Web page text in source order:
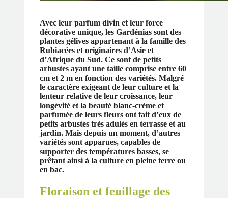
Avec leur parfum divin et leur force
décorative unique, les Gardénias sont des
plantes gélives appartenant à la famille des
Rubiacées et originaires d’Asie et
d’Afrique du Sud. Ce sont de petits
arbustes ayant une taille comprise entre 60
cm et 2 m en fonction des variétés. Malgré
le caractère exigeant de leur culture et la
lenteur relative de leur croissance, leur
longévité et la beauté blanc-crème et
parfumée de leurs fleurs ont fait d’eux de
petits arbustes très adulés en terrasse et au
jardin. Mais depuis un moment, d’autres
variétés sont apparues, capables de
supporter des températures basses, se
prêtant ainsi à la culture en pleine terre ou
en bac.
Floraison et feuillage des